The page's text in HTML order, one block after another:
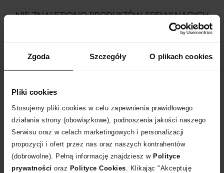
Zgoda Szczegóły O plikach cookies
Pliki cookies
Stosujemy pliki cookies w celu zapewnienia prawidłowego
działania strony (obowiązkowe), podnoszenia jakości naszego
Serwisu oraz w celach marketingowych i personalizacji
propozycji i ofert przez nas oraz naszych kontrahentów
(dobrowolne). Pełną informację znajdziesz w Polityce
prywatności oraz Polityce Cookies . Klikając "Akceptuję
NIE ZNALEZIONO PRODUKTÓW SPEŁNIAJĄCYCH
ZOBACZ NASZE NOWOŚCI
MYSTERYJOY
integruje etyczne i społeczne podejście w
sercu swojego procesu twórczego, co odzwierciedla silną